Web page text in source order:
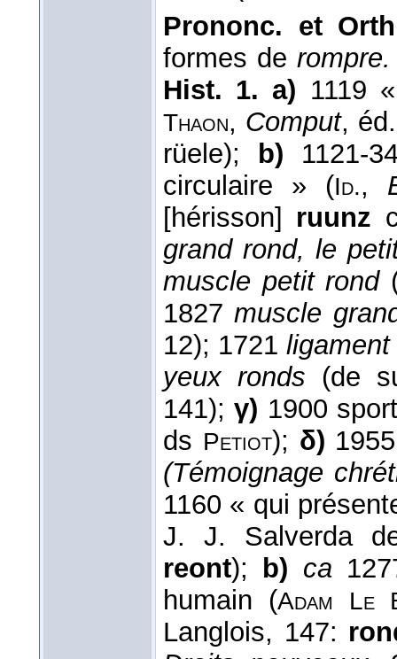
Prononc. et
formes derompre.
Hist. 1. a) 1119
Thaon, Comput,
rüele); b) 1121-
circulaire » (Id.,
[hérisson] ruunz
grand rond, le
muscle petit rond
1827muscle
12); 1721 ligament
yeux ronds (de
141);γ) 1900
ds Petiot); δ)
(Témoignage
1160 « qui
J. J. Salverda
reont); b) ca
humain (Adam Le
Langlois, 147: